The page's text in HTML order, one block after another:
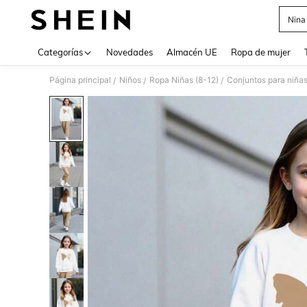
Categorías Novedades Almacén UE Ropa de mujer
Página principal / Niños / Ropa Niñas (8-12) / Conjuntos para